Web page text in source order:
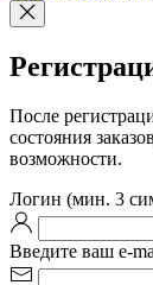
После
состояния
возможности.
Логин (мин. 3
Введите ваш e-